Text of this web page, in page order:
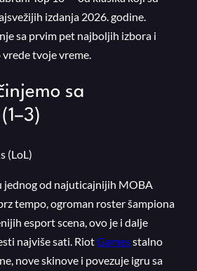
izdanja 2026. godine.
sa prvim pet najboljih izbora i
tvoje vreme.
sa
(LoL)
jednog od najuticajnijih MOBA
tempo, ogroman roster šampiona
esport scena, ovo je i dalje
najviše sati. RiotGamesstalno
nove skinove i povezuje igru sa